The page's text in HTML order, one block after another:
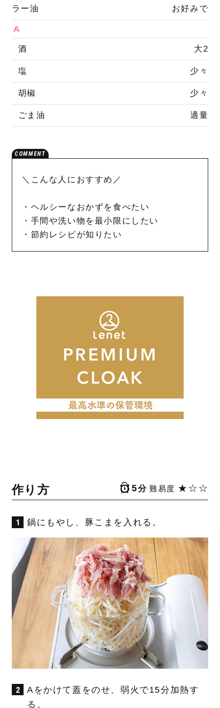
ラー油 お好みで
A
酒 大2
塩 少々
胡椒 少々
ごま油 適量
＼こんな人におすすめ／
・ヘルシーなおかずを食べたい
・手間や洗い物を最小限にしたい
・節約レシピが知りたい
作り方 5分 難易度 ★☆☆
鍋にもやし、豚こまを入れる。
Aをかけて蓋をのせ、弱火で15分加熱す
る。